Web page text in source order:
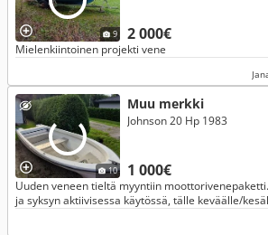
9 2 000€
Mielenkiintoinen projekti vene
10
Muu merkki
1 000€
Johnson 20 Hp 1983
Uuden veneen tieltä myyntiin
ja syksyn aktiivisessa käytössä, tälle keväälle/